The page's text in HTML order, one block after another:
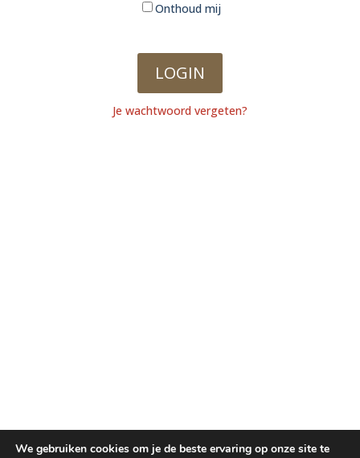
Onthoud mij
Je wachtwoord vergeten?
We gebruiken cookies om je de beste ervaring op onze site te